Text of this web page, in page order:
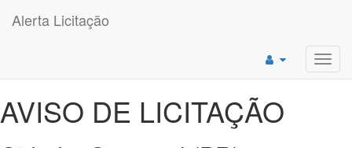
Alerta Licitação
AVISO DE LICITAÇÃO